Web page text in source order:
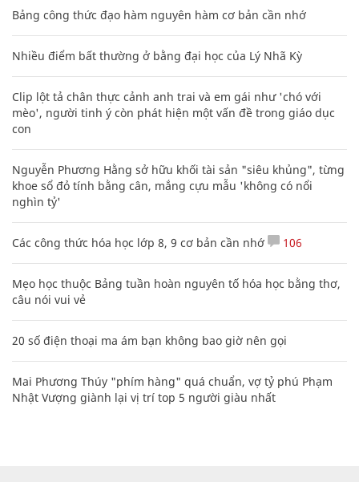
Bảng công thức đạo hàm nguyên hàm cơ bản cần nhớ
Nhiều điểm bất thường ở bằng đại học của Lý Nhã Kỳ
Clip lột tả chân thực cảnh anh trai và em gái như 'chó với
mèo', người tinh ý còn phát hiện một vấn đề trong giáo dục
con
Nguyễn Phương Hằng sở hữu khối tài sản "siêu khủng", từng
khoe sổ đỏ tính bằng cân, mắng cựu mẫu 'không có nổi
nghìn tỷ'
Các công thức hóa học lớp 8, 9 cơ bản cần nhớ 106
Mẹo học thuộc Bảng tuần hoàn nguyên tố hóa học bằng thơ,
câu nói vui vẻ
20 số điện thoại ma ám bạn không bao giờ nên gọi
Mai Phương Thúy "phím hàng" quá chuẩn, vợ tỷ phú Phạm
Nhật Vượng giành lại vị trí top 5 người giàu nhất